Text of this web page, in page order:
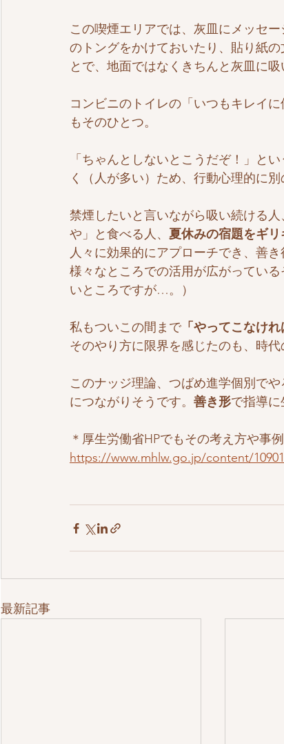
この喫煙エリアでは、灰皿にメッセ
のトングをかけておいたり、貼り紙
とで、地面ではなくきちんと灰皿に
コンビニのトイレの「いつもキレイ
もそのひとつ。
「ちゃんとしないとこうだぞ！」と
く（人が多い）ため、行動心理的に
禁煙したいと言いながら吸い続ける
や」と食べる人、 夏休みの宿題をギ
人々に効果的にアプローチでき、善
様々なところでの活用が広がってい
いところですが…。）
私もついこの間まで「やってこなけれ
そのやり方に限界を感じたのも、時代
このナッジ理論、つばめ進学個別で
につながりそうです。 善き形で指導に
＊厚生労働省HPでもその考え方や事
https://www.mhlw.go.jp/content/
最新記事